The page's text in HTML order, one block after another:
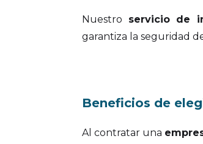
Nuestro servicio de
garantiza la seguridad
Beneficios de
Al contratar una